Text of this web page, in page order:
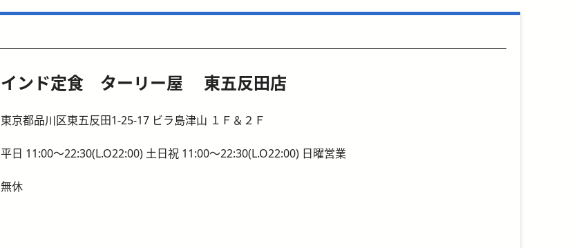
インド定食 ターリー屋 東五反田店
東京都品川区東五反田1-25-17 ビラ島津山 １Ｆ＆２Ｆ
平日 11:00～22:30(L.O22:00) 土日祝 11:00～22:30(L.O22:00) 日曜営業
無休